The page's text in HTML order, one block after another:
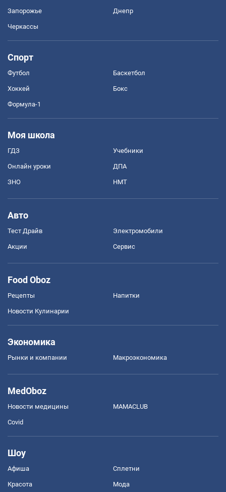
Запорожье Днепр
Черкассы
Спорт
Футбол Баскетбол
Хоккей Бокс
Формула-1
Моя школа
ГДЗ Учебники
Онлайн уроки ДПА
ЗНО НМТ
Авто
Тест Драйв Электромобили
Акции Сервис
Food Oboz
Рецепты Напитки
Новости Кулинарии
Экономика
Рынки и компании Mакроэкономика
MedOboz
Новости медицины MAMACLUB
Covid
Шоу
Афиша Сплетни
Красота Мода